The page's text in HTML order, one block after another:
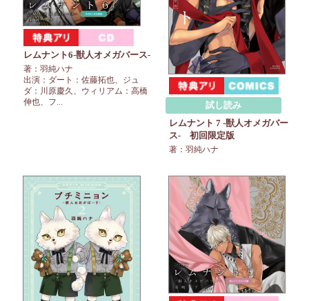
レムナント6-獣人オメガバース-
著：羽純ハナ
出演：ダート：佐藤拓也、ジュ
ダ：川原慶久、ウィリアム：高橋
伸也、フ...
試し読み
レムナント 7 ‐獣人オメガバー
ス‐ 初回限定版
著：羽純ハナ